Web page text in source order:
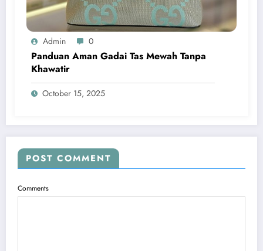
Admin 0
Panduan Aman Gadai Tas Mewah Tanpa
Khawatir
October 15, 2025
POST COMMENT
Comments